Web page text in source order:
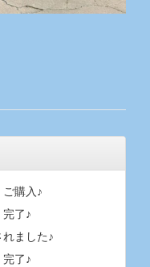
購入♪
了♪
ました♪
了♪